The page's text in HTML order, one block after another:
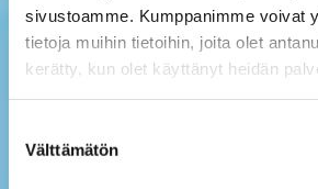
sivustoamme. Kumppanimme voivat
tietoja muihin tietoihin, joita olet
kerätty, kun olet käyttänyt heidän
valinta
Välttämätön